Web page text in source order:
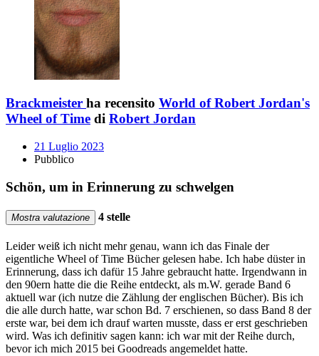
Brackmeister ha recensito World of Robert Jordan's
Wheel of Time di Robert Jordan
21 Luglio 2023
Pubblico
Schön, um in Erinnerung zu schwelgen
Mostra valutazione 4 stelle
Leider weiß ich nicht mehr genau, wann ich das Finale der
eigentliche Wheel of Time Bücher gelesen habe. Ich habe düster in
Erinnerung, dass ich dafür 15 Jahre gebraucht hatte. Irgendwann in
den 90ern hatte die die Reihe entdeckt, als m.W. gerade Band 6
aktuell war (ich nutze die Zählung der englischen Bücher). Bis ich
die alle durch hatte, war schon Bd. 7 erschienen, so dass Band 8 der
erste war, bei dem ich drauf warten musste, dass er erst geschrieben
wird. Was ich definitiv sagen kann: ich war mit der Reihe durch,
bevor ich mich 2015 bei Goodreads angemeldet hatte.